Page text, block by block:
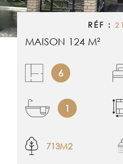
RÉF :
MAISON 124 M²
6
1
713M2